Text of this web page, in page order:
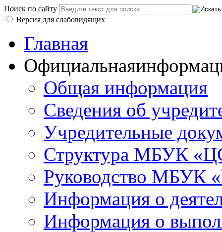
Поиск по сайту
Версия для слабовидящих
Главная
Официальная
Общая информация
Сведения об
Учредительные
Структура МБУК
Руководство МБУК
Информация о
Информация о